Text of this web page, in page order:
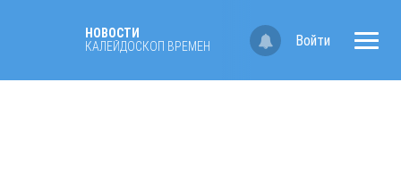
НОВОСТИ
КАЛЕЙДОСКОП ВРЕМЁН
Войти